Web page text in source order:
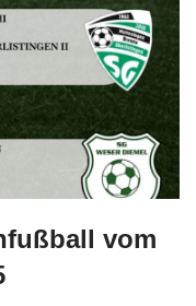
vom